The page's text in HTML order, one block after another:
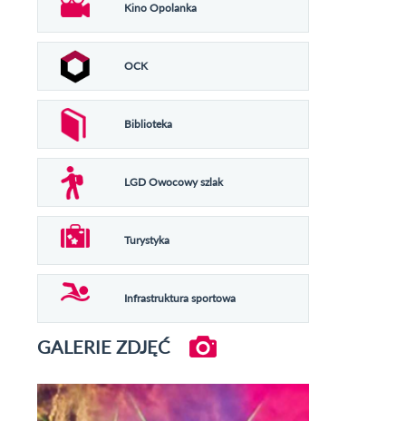
Kino Opolanka
OCK
Biblioteka
LGD Owocowy szlak
Turystyka
Infrastruktura sportowa
GALERIE ZDJĘĆ